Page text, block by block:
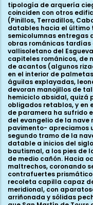
tipología de arquería
coinciden con otros
(Pinillos, Terradillos,
datables hacia el último
semicolumnas entregas
obras románicas
vallisoletano del
capiteles románicos, de
de acantos (algunos
en el interior de
águilas explayadas,
devoran manojillos de
hemiciclo absidal, quizá
obligados retablos, y en
de paramera ha sufrido
del evangelio de la
pavimento- apreciamos
segundo tramo de la
datable a inicios del
bautismal, a los pies de
de medio cañón. Hacia
maltrechos, coronando
contrafuertes
recoleta capilla capaz
meridional, con
arriñonada y sólidas